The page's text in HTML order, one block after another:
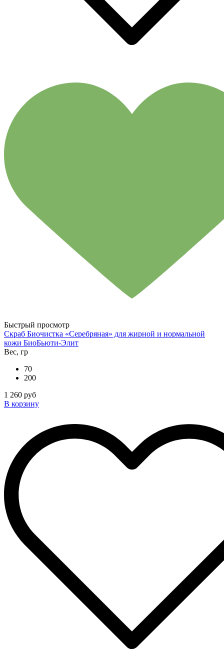
Быстрый просмотр
Скраб Биочистка «Серебряная» для жирной и нормальной
кожи БиоБьюти-Элит
Вес, гр
70
200
1 260 руб
В корзину